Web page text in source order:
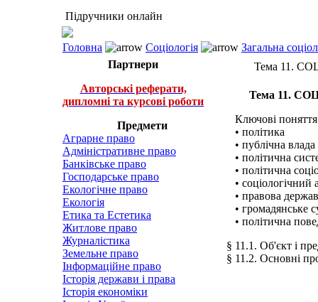
Підручники онлайн
Головна Соціологія
Загальна
Партнери
Авторські реферати,
дипломні та курсові роботи
Предмети
Аграрне право
Адміністративне право
Банківське право
Господарське право
Екологічне право
Екологія
Етика та Естетика
Житлове право
Журналістика
Земельне право
Інформаційне право
Історія держави і права
Історія економіки
Тема 11.
Тема 11.
Ключові поняття
• політика
• публічна влада
• політична
• політична
• соціологічний
• правова
• громадянське
• політична
§ 11.1. Об'єкт і
§ 11.2. Основні